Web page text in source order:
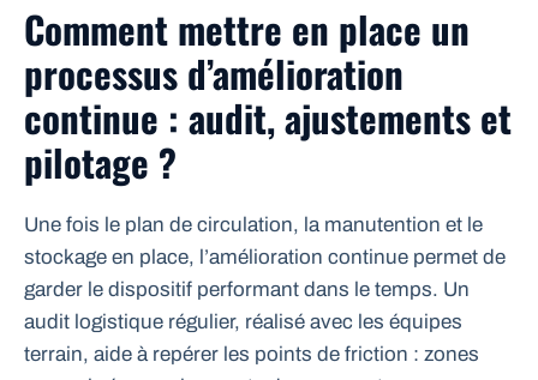
Comment mettre en place un
processus d’amélioration
continue : audit, ajustements et
pilotage ?
Une fois le plan de circulation, la manutention et le
stockage en place, l’amélioration continue permet de
garder le dispositif performant dans le temps. Un
audit logistique régulier, réalisé avec les équipes
terrain, aide à repérer les points de friction : zones